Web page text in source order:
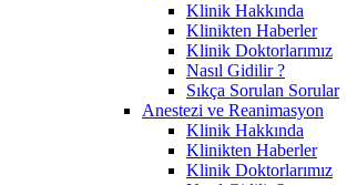
Klinik Hakkında
Klinikten Haberler
Klinik Doktorlarımız
Nasıl Gidilir ?
Sıkça Sorulan Sorular
Anestezi ve Reanimasyon
Klinik Hakkında
Klinikten Haberler
Klinik Doktorlarımız